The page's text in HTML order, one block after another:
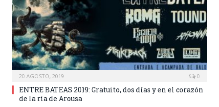
20 AGOSTO, 2019 0
ENTRE BATEAS 2019: Gratuito, dos días y en el corazón
de la ría de Arousa